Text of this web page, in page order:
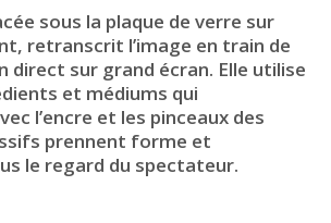
sous la plaque de verre sur
retranscrit l’image en train de
direct sur grand écran. Elle utilise
et médiums qui
l’encre et les pinceaux des
prennent forme et
le regard du spectateur.